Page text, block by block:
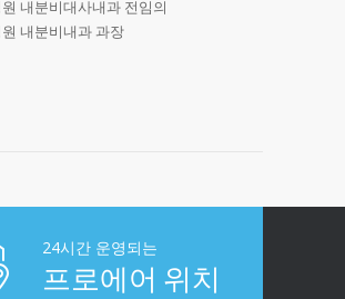
내분비대사내과 전임의
내분비내과 과장
24시간 운영되는
프로에어 위치